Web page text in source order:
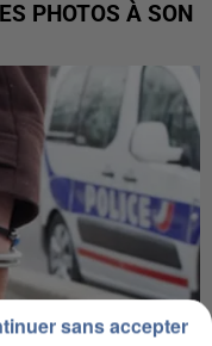
PHOTOS À SON
sans accepter